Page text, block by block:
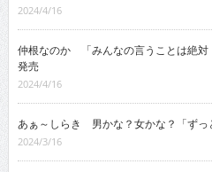
2024/4/16
仲根なのか 「みんなの言うことは絶対
発売
2024/4/16
あぁ～しらき 男かな？女かな？「ずっ
2024/3/16